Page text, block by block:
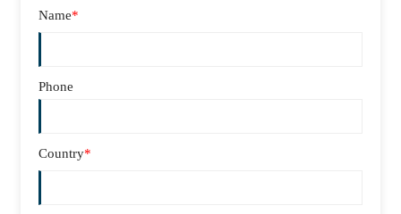
Name*
Phone
Country*